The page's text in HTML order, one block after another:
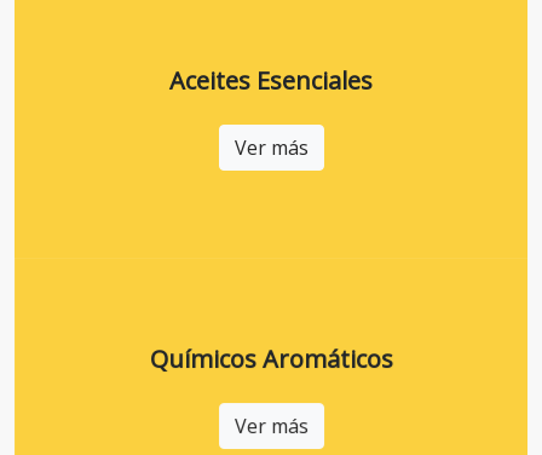
Aceites Esenciales
Ver más
Químicos Aromáticos
Ver más